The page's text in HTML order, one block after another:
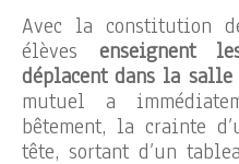
Avec la constitution
élèves enseignent
déplacent dans la salle
mutuel a
bêtement, la crainte
tête, sortant d’un